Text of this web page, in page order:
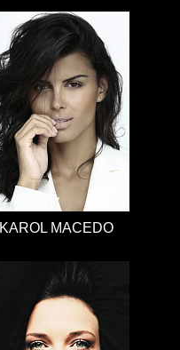
KAROL MACEDO